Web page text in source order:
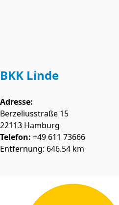
BKK Linde
Adresse:
Berzeliusstraße 15
22113 Hamburg
Telefon: +49 611 73666
Entfernung: 646.54 km